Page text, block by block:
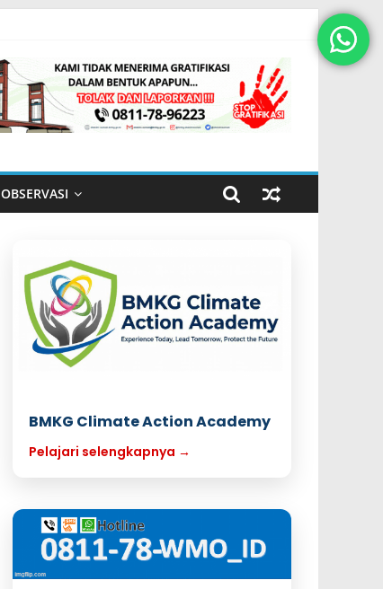
OBSERVASI
BMKG Climate Action Academy
Pelajari selengkapnya →